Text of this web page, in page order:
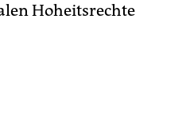
Hoheitsrechte